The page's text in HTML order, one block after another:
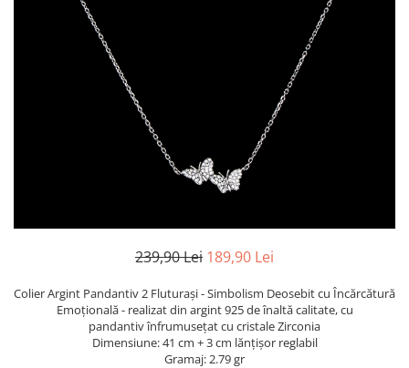
239,90 Lei 189,90 Lei
Colier Argint Pandantiv 2 Fluturași - Simbolism Deosebit cu Încărcătură
Emoțională - realizat din argint 925 de înaltă calitate, cu
pandantiv înfrumusețat cu cristale Zirconia
Dimensiune: 41 cm + 3 cm lănțișor reglabil
Gramaj: 2.79 gr